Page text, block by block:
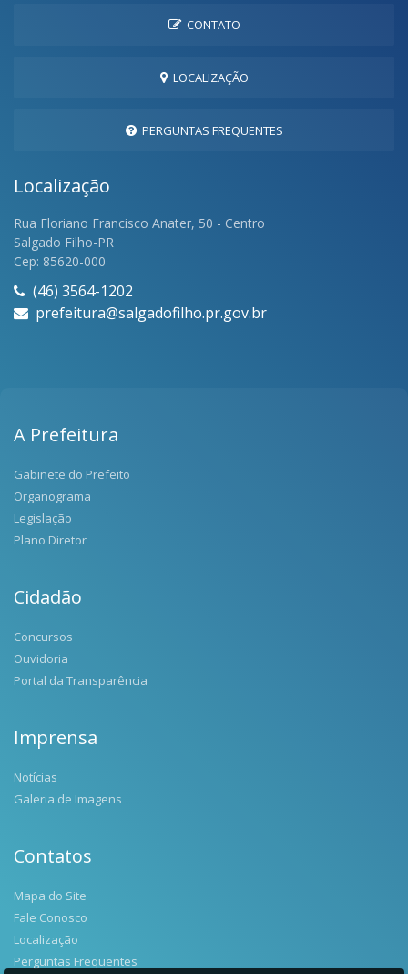
CONTATO
LOCALIZAÇÃO
PERGUNTAS FREQUENTES
Localização
Rua Floriano Francisco Anater, 50 - Centro
Salgado Filho-PR
Cep: 85620-000
(46) 3564-1202
prefeitura@salgadofilho.pr.gov.br
A Prefeitura
Gabinete do Prefeito
Organograma
Legislação
Plano Diretor
Cidadão
Concursos
Ouvidoria
Portal da Transparência
Imprensa
Notícias
Galeria de Imagens
Contatos
Mapa do Site
Fale Conosco
Localização
Perguntas Frequentes